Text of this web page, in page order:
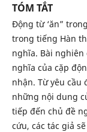
TÓM TẮT
Động từ ‘ăn”
trong tiếng Hàn
nghĩa. Bài
nghĩa của cặp
nhận. Từ yêu cầu
những nội dung
tiếp đến chủ đề
cứu, các tác giả